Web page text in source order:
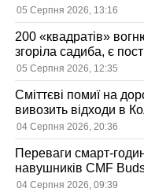
05 Серпня 2026, 13:16
200 «квадратів»
згоріла садиба, є
05 Серпня 2026, 12:35
Сміттєві помиї на
вивозить відходи в
04 Серпня 2026, 20:36
Переваги смарт-
навушників CMF
користувачів
04 Серпня 2026, 09:39